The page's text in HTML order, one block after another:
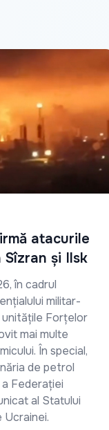
atacurile
și Ilsk
în cadrul
militar-
unitățile Forțelor
mai multe
În special,
de petrol
a Federației
al Statului